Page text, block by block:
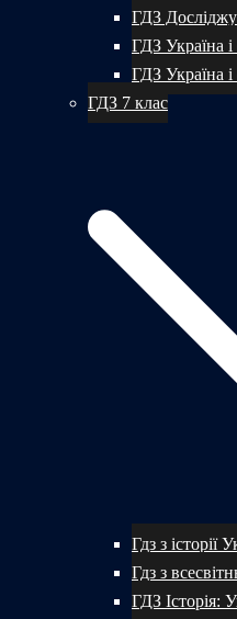
ГДЗ
ГДЗ Україна
ГДЗ Україна
ГДЗ 7 клас
Гдз з історії
Гдз з
ГДЗ Історія: